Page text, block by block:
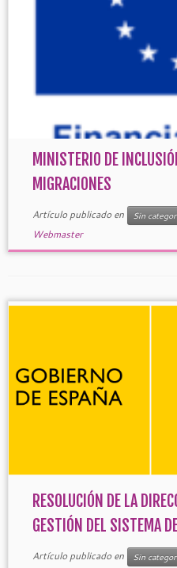
MINISTERIO DE
MIGRACIONES
Artículo publicado en Sin
Webmaster
RESOLUCIÓN DE LA
GESTIÓN DEL SISTEMA
Artículo publicado en Sin